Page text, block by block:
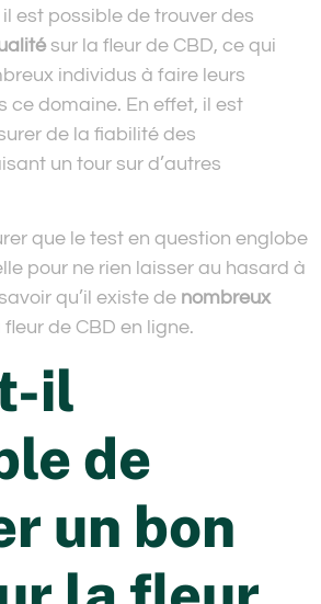
est possible de trouver des
sur la fleur de CBD, ce qui
individus à faire leurs
ce domaine. En effet, il est
de la fiabilité des
un tour sur d’autres
que le test en question englobe
pour ne rien laisser au hasard à
qu’il existe de nombreux
fleur de CBD en ligne.
il
de
un bon